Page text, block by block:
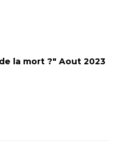
la mort ?" Aout 2023